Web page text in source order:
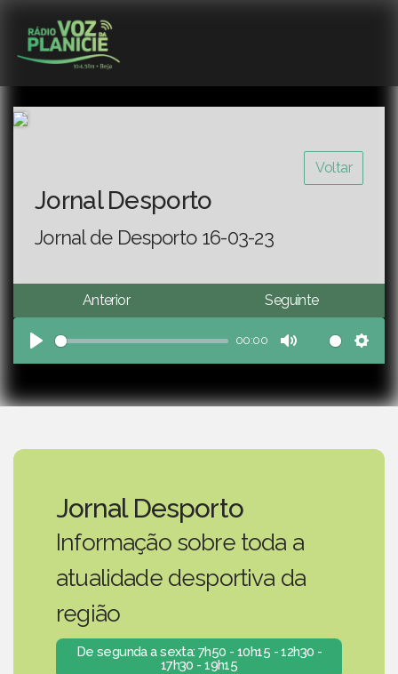
Voltar
Jornal Desporto
Jornal de Desporto 16-03-23
Anterior Seguinte
Play
00:00
Mute
Jornal Desporto
Informação sobre toda a
atualidade desportiva da
região
De segunda a sexta: 7h50 - 10h15 - 12h30 -
17h30 - 19h15